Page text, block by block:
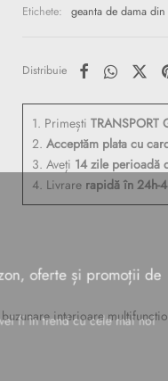
oferte și promoții
fi în trend cu cele mai noi
Etichete:
geanta de dama
Distribuie
1. Primești TRANSPORT
2. Acceptăm plata cu
3. Aveți 14 zile perioadă
4. Livrare rapidă în 24h-
interioare